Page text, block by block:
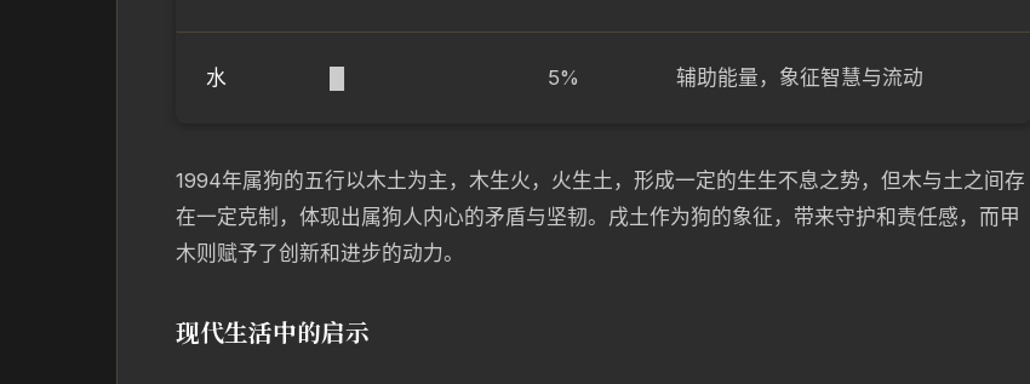
水 5% 辅助能量，象征智慧与流动
1994年属狗的五行以木土为主，木生火，火生土，形成一定的生生不息之势，但木与土之间存
在一定克制，体现出属狗人内心的矛盾与坚韧。戌土作为狗的象征，带来守护和责任感，而甲
木则赋予了创新和进步的动力。
现代生活中的启示